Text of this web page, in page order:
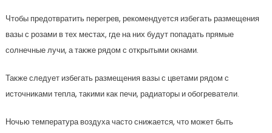
Чтобы предотвратить перегрев, рекомендуется избегать размещения
вазы с розами в тех местах, где на них будут попадать прямые
солнечные лучи, а также рядом с открытыми окнами.
Также следует избегать размещения вазы с цветами рядом с
источниками тепла, такими как печи, радиаторы и обогреватели.
Ночью температура воздуха часто снижается, что может быть